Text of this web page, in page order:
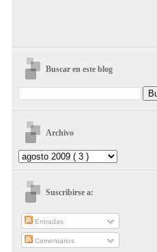
Buscar en este blog
Archivo
Suscribirse a:
Entradas
Comentarios